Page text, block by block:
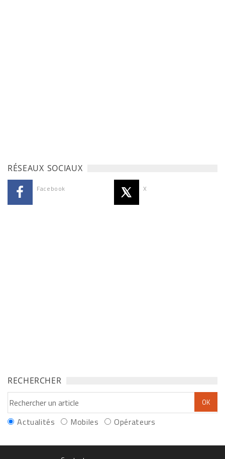
RÉSEAUX SOCIAUX
Facebook X
RECHERCHER
Actualités Mobiles Opérateurs